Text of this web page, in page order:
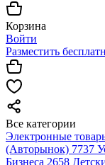
Корзина
Войти
Разместить
Все категории
Электронные
(Авторынок) 7737
Бизнеса 2658